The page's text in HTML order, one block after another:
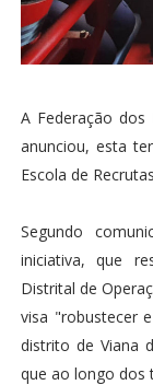
A Federação
anunciou, esta
Escola de
Segundo
iniciativa, que
Distrital de
visa "robustecer
distrito de Viana
que ao longo dos